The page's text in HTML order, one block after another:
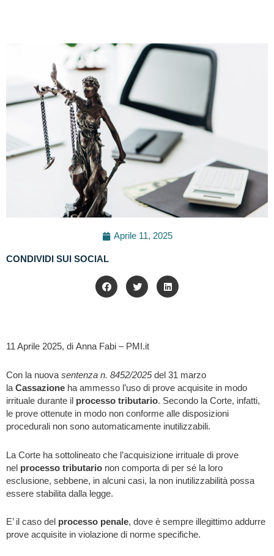
Aprile 11, 2025
CONDIVIDI SUI SOCIAL
11 Aprile 2025, di Anna Fabi – PMI.it
Con la nuova sentenza n. 8452/2025del 31 marzo
la Cassazione ha ammesso l’uso di prove acquisite in modo
irrituale durante il processo tributario. Secondo la Corte, infatti,
le prove ottenute in modo non conforme alle disposizioni
procedurali non sono automaticamente inutilizzabili.
La Corte ha sottolineato che l’acquisizione irrituale di prove
nel processo tributario non comporta di per sé la loro
esclusione, sebbene, in alcuni casi, la non inutilizzabilità possa
essere stabilita dalla legge.
E’ il caso del processo penale, dove è sempre illegittimo addurre
prove acquisite in violazione di norme specifiche.